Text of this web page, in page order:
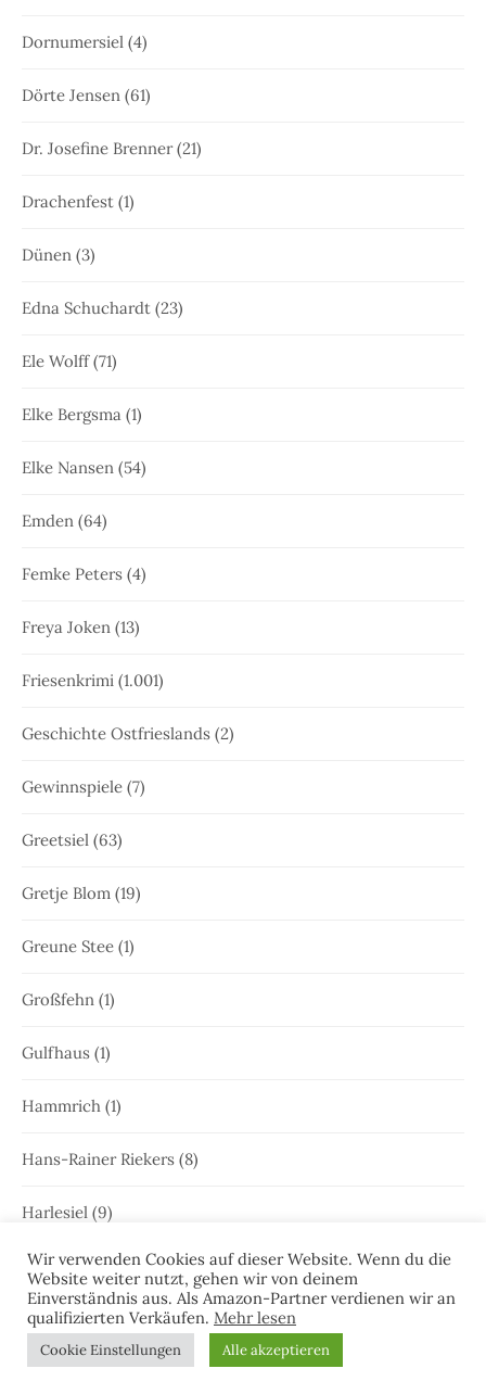
Dornumersiel (4)
Dörte Jensen (61)
Dr. Josefine Brenner(21)
Drachenfest (1)
Dünen (3)
Edna Schuchardt (23)
Ele Wolff(71)
Elke Bergsma (1)
Elke Nansen (54)
Emden (64)
Femke Peters (4)
Freya Joken (13)
Friesenkrimi (1.001)
Geschichte Ostfrieslands (2)
Gewinnspiele (7)
Greetsiel (63)
Gretje Blom (19)
Greune Stee (1)
Großfehn (1)
Gulfhaus (1)
Hammrich (1)
Hans-Rainer Riekers (8)
Harlesiel (9)
Hauke Holjansen(5)
Hedda Böttcher(23)
Henriette Honig(12)
Wir verwenden Cookies auf dieser Website. Wenn du die
Website weiter nutzt, gehen wir von deinem
Einverständnis aus. Als Amazon-Partner verdienen wir an
qualifizierten Verkäufen. Mehr lesen
Cookie Einstellungen Alle akzeptieren